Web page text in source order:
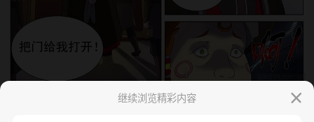
继续浏览精彩内容